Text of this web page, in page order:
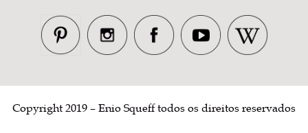
Copyright 2019 – Enio Squeff todos os direitos reservados